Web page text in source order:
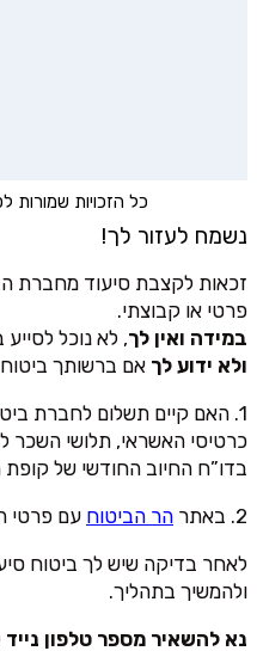
כל הזכויות שמורות
נשמח לעזור לך!
זכאות לקצבת סיעוד מחברת
פרטי או קבוצתי.
במידה ואין לך, לא נוכל
ולא ידוע לך אם ברשותך ביטוח
1. האם קיים תשלום לחברת
כרטיסי האשראי, תלושי השכר
בדו”ח החיוב החודשי של קופת
2. באתר
הר הביטוח עם פרטי
לאחר בדיקה שיש לך ביטוח
ולהמשיך בתהליך.
נא להשאיר מספר טלפון נייד